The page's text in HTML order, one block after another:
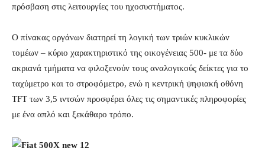
πρόσβαση στις λειτουργίες του ηχοσυστήματος.
Ο πίνακας οργάνων διατηρεί τη λογική των τριών κυκλικών
τομέων – κύριο χαρακτηριστικό της οικογένειας 500- με τα δύο
ακριανά τμήματα να φιλοξενούν τους αναλογικούς δείκτες για το
ταχύμετρο και το στροφόμετρο, ενώ η κεντρική ψηφιακή οθόνη
TFT των 3,5 ιντσών προσφέρει όλες τις σημαντικές πληροφορίες
με ένα απλό και ξεκάθαρο τρόπο.